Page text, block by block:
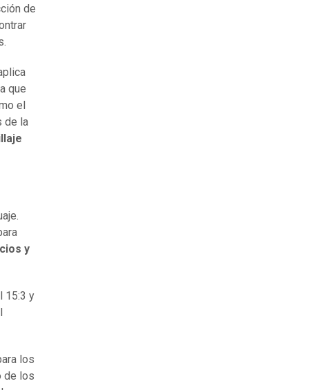
de
que
el
de la
y
15:3 y
los
de los